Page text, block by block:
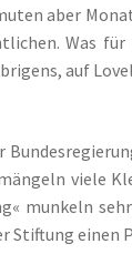
aber
Was
auf
viele
munkeln
Stiftung einen